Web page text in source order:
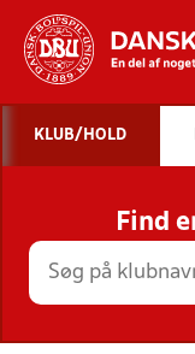
KLUB/HOLD
Find